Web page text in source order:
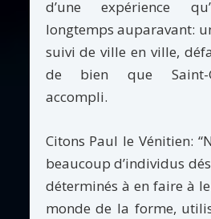
d’une expérience
longtemps auparavant:
suivi de ville en ville,
de bien que Saint-
accompli.
Citons Paul le Vénitien:
beaucoup d’individus
déterminés à en faire à
monde de la forme,